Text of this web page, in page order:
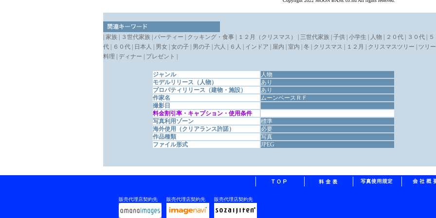
| 家族 | ３世代家族 | パーティー | クッキング・食事 | １２月（クリスマス） | 三世代家族 | 子供 | 小学生 | 人物 | ２０代 | ３０代 | ５
代 | ６０代 | 日本人 | 男女 | 女の子 | 男の子 | 六人 | ６人 | インドア | 屋内 | 室内 | 冬 | クリスマス | １２月 | クリスマスツリー | ツリ
料理 | ディナー | プレゼント |
ジャンル
人物
モデルリリース（人物）
あり
プロパティリリース（建物・施設）
あり
作家名
ムーンベースＲＦ
撮影日
料金割引率・キャプション・使用条件
写真利用ゾーン
標準
海外使用（クリアランス許諾）
必要
作品種類
写真
ファイル形式
JPEG
販売代理店契約先 販売代理店契約先 販売代理店契約先